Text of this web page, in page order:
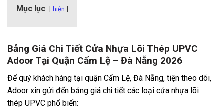
Mục lục hiện
Bảng Giá Chi Tiết Cửa Nhựa Lõi Thép UPVC
Adoor Tại Quận Cẩm Lệ – Đà Nẵng 2026
Để quý khách hàng tại quận Cẩm Lệ, Đà Nẵng, tiện theo dõi,
Adoor xin gửi đến bảng giá chi tiết các loại cửa nhựa lõi
thép UPVC phổ biến: